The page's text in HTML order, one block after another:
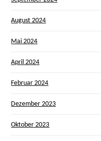
August 2024
Mai 2024
April 2024
Februar 2024
Dezember 2023
Oktober 2023